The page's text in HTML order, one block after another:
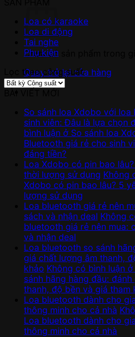
Chưa có sản phẩm trong
Quay trở lại cửa hàng
Loa có karaoke
Loa di động
Tai nghe
Phụ kiện
Lọc theo công suất
So sánh loa Xdobo với
sinh viên: Đâu là lựa chọn
bình luận ở So sánh loa
Bluetooth giá rẻ cho sinh
đáng tiền?
Loa Xdobo có pin bao
thời lượng sử dụng Không
Xdobo có pin bao lâu? 5
lượng sử dụng
Loa bluetooth giá rẻ nên
sách và nhận deal Không
bluetooth giá rẻ nên mua:
và nhận deal
Loa bluetooth so sánh
giá chất lượng âm thanh,
khảo Không có bình luận ở
sánh hãng hàng đầu:
thanh, độ bền và giá tham
Loa bluetooth dành cho
thông minh cho cả nhà
Loa bluetooth dành cho
thông minh cho cả nhà